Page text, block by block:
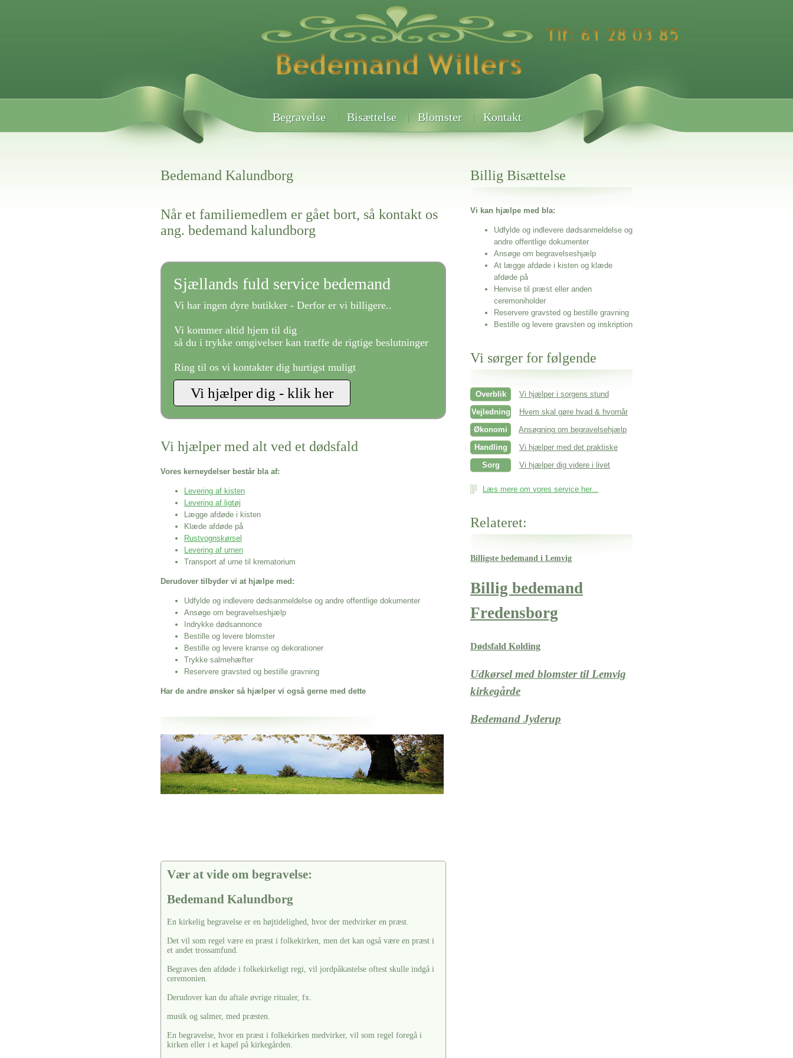
Begravelse Bisættelse Blomster Kontakt
Bedemand Kalundborg
Når et familiemedlem er gået bort, så kontakt os
ang. bedemand kalundborg
Sjællands fuld service bedemand
Vi har ingen dyre butikker - Derfor er vi billigere..
Vi kommer altid hjem til dig
så du i trykke omgivelser kan træffe de rigtige beslutninger
Ring til os vi kontakter dig hurtigst muligt
Vi hjælper med alt ved et dødsfald
Vores kerneydelser består bla af:
Levering af kisten
Levering af ligtøj
Lægge afdøde i kisten
Klæde afdøde på
Rustvognskørsel
Levering af urnen
Transport af urne til krematorium
Derudover tilbyder vi at hjælpe med:
Udfylde og indlevere dødsanmeldelse og andre offentlige dokumenter
Ansøge om begravelseshjælp
Indrykke dødsannonce
Bestille og levere blomster
Bestille og levere kranse og dekorationer
Trykke salmehæfter
Reservere gravsted og bestille gravning
Har de andre ønsker så hjælper vi også gerne med dette
Her hos os får du altid en god afslutning når det gælder
Bedemand Kalundborg
vi hjælper i alle faser af begravelsel
Vær at vide om begravelse:
Bedemand Kalundborg
En kirkelig begravelse er en højtidelighed, hvor der medvirker en præst.
Det vil som regel være en præst i folkekirken, men det kan også være en præst i
et andet trossamfund.
Begraves den afdøde i folkekirkeligt regi, vil jordpåkastelse oftest skulle indgå i
ceremonien.
Derudover kan du aftale øvrige ritualer, fx.
musik og salmer, med præsten.
En begravelse, hvor en præst i folkekirken medvirker, vil som regel foregå i
kirken eller i et kapel på kirkegården.
Billig Bisættelse
Vi kan hjælpe med bla:
Udfylde og indlevere dødsanmeldelse og
andre offentlige dokumenter
Ansøge om begravelseshjælp
At lægge afdøde i kisten og klæde
afdøde på
Henvise til præst eller anden
ceremoniholder
Reservere gravsted og bestille gravning
Bestille og levere gravsten og inskription
Vi sørger for følgende
Overblik
Vi hjælper i sorgens stund
Vejledning
Hvem skal gøre hvad & hvornår
Økonomi
Ansøgning om begravelsehjælp
Handling
Vi hjælper med det praktiske
Sorg
Vi hjælper dig videre i livet
Læs mere om vores service her...
Relateret:
Billigste bedemand i Lemvig
Billig bedemand
Fredensborg
Dødsfald Kolding
Udkørsel med blomster til Lemvig
kirkegårde
Bedemand Jyderup